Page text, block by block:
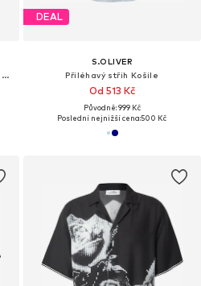
Klasický střih Košile 'Hawaiihemd "Beach Day"'
DEAL
S.OLIVER
Přiléhavý střih Košile
Od 513 Kč
Původně: 999 Kč
Poslední nejnižší cena:500 Kč